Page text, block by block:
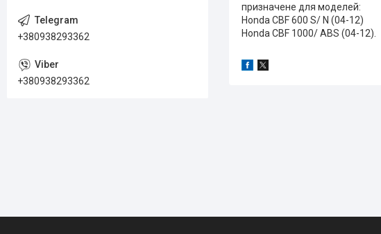
призначене для моделей:
Honda CBF 600 S/ N (04-12)
Honda CBF 1000/ ABS (04-12).
+380938293362
+380938293362